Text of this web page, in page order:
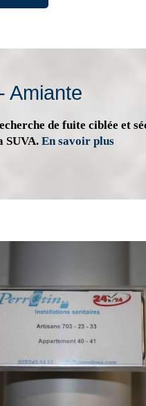
Amiante
de fuite ciblée et
SUVA. En savoir plus